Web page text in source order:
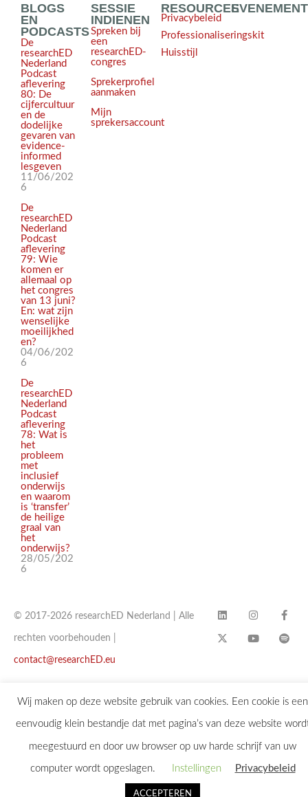
BLOGS
EN
PODCASTS
De
researchED
Nederland
Podcast
aflevering
80: De
cijfercultuur
en de
dodelijke
gevaren van
evidence-
informed
lesgeven
11/06/202
6
De
researchED
Nederland
Podcast
aflevering
79: Wie
komen er
allemaal op
het congres
van 13 juni?
En: wat zijn
wenselijke
moeilijkhed
en?
04/06/202
6
De
researchED
Nederland
Podcast
aflevering
78: Wat is
het
probleem
met
inclusief
onderwijs
en waarom
is ‘transfer’
de heilige
graal van
het
onderwijs?
28/05/202
6
SESSIE
INDIENEN
Spreken bij
een
researchED-
congres
Sprekerprofiel
aanmaken
Mijn
sprekersaccount
RESOURCES
Privacybeleid
Professionaliseringskit
Huisstijl
© 2017-2026 researchED Nederland | Alle
rechten voorbehouden |
contact@researchED.eu
Wij maken op deze website gebruik van cookies. Een cookie is een
eenvoudig klein bestandje dat met pagina’s van deze website
meegestuurd en door uw browser op uw harde schrijf van uw
computer wordt opgeslagen. Instellingen Privacybeleid
ACCEPTEREN